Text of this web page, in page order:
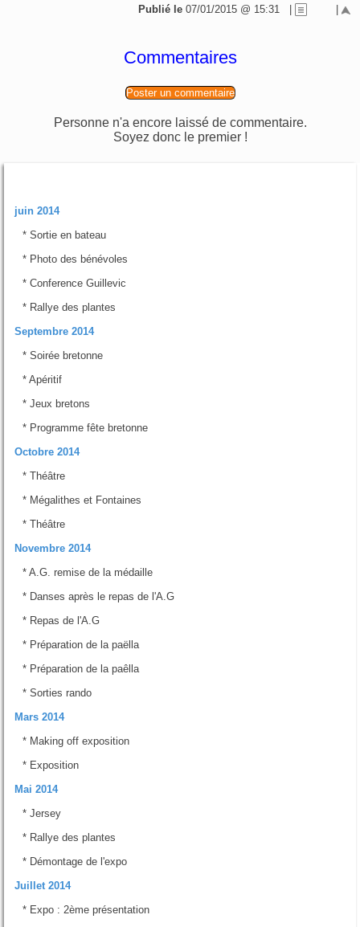
Publié le 07/01/2015 @ 15:31
Commentaires
Poster un commentaire
Personne n'a encore laissé de commentaire.
Soyez donc le premier !
juin 2014
* Sortie en bateau
* Photo des bénévoles
* Conference Guillevic
* Rallye des plantes
Septembre 2014
* Soirée bretonne
* Apéritif
* Jeux bretons
* Programme fête bretonne
Octobre 2014
* Théâtre
* Mégalithes et Fontaines
* Théâtre
Novembre 2014
* A.G. remise de la médaille
* Danses après le repas de l'A.G
* Repas de l'A.G
* Préparation de la paëlla
* Préparation de la paêlla
* Sorties rando
Mars 2014
* Making off exposition
* Exposition
Mai 2014
* Jersey
* Rallye des plantes
* Démontage de l'expo
Juillet 2014
* Expo : 2ème présentation